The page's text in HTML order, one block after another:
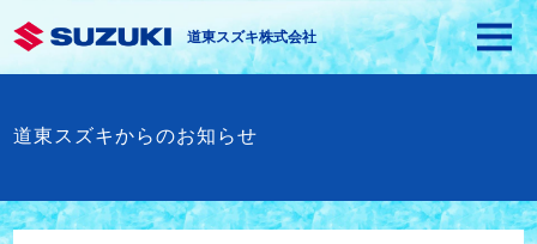
道東スズキ株式会社
道東スズキからのお知らせ